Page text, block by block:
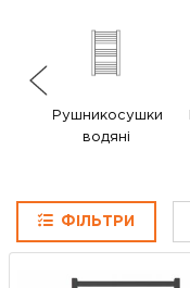
Рушникосушки
водяні
ФІЛЬТРИ